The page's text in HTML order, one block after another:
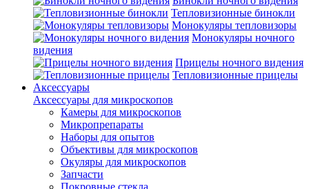
Тепловизионные бинокли
Монокуляры тепловизоры
Монокуляры ночного
видения
Прицелы ночного видения
Тепловизионные прицелы
Аксессуары
Аксессуары для микроскопов
Камеры для микроскопов
Микропрепараты
Наборы для опытов
Объективы для микроскопов
Окуляры для микроскопов
Запчасти
Покровные стекла